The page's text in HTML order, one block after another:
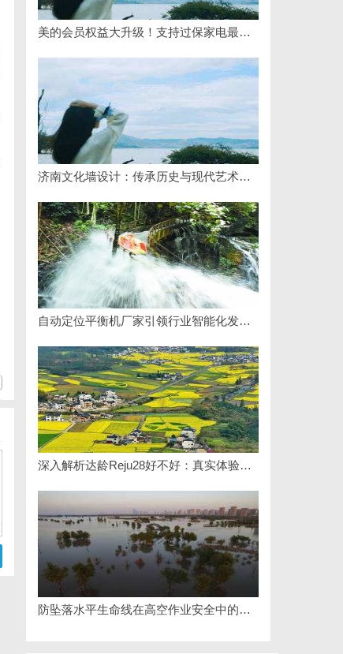
美的会员权益大升级！支持过保家电最高3000元免费维修
济南文化墙设计：传承历史与现代艺术的完美融合
自动定位平衡机厂家引领行业智能化发展新趋势
深入解析达龄Reju28好不好：真实体验与专业评测全方位揭秘
防坠落水平生命线在高空作业安全中的关键作用与应用解析